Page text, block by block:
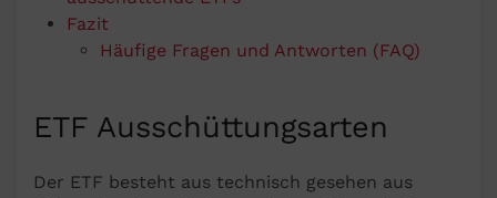
Fazit
Häufige Fragen und Antworten (FAQ)
ETF Ausschüttungsarten
Der ETF besteht aus technisch gesehen aus